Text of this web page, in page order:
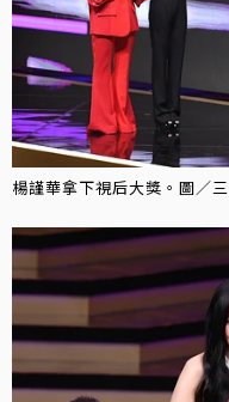
楊謹華拿下視后大獎。圖／